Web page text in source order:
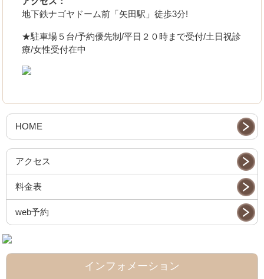
地下鉄ナゴヤドーム前「矢田駅」徒歩3分!
★駐車場５台/予約優先制/平日２０時まで受付/土日祝診
療/女性受付在中
HOME
アクセス
料金表
web予約
インフォメーション